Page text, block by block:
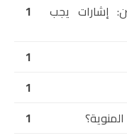
إشارات يجب
1
1
1
1